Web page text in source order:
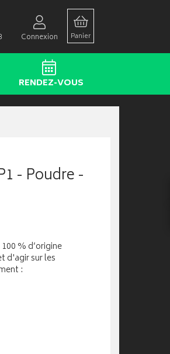
Connexion Panier
RENDEZ-VOUS
- Poudre -
% d’origine
d'agir sur les
: